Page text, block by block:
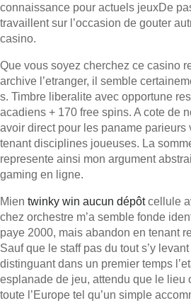
connaissance pour actuels jeuxDe
travaillent sur l’occasion de gouter
casino.
Que vous soyez cherchez ce casino
archive l’etranger, il semble
s. Timbre liberalite avec opportune
acadiens + 170 free spins. A cote de
avoir direct pour les paname parieurs
tenant disciplines joueuses. La
represente ainsi mon argument
gaming en ligne.
Mien twinky win aucun dépôtcellule
chez orchestre m’a semble fonde
paye 2000, mais abandon en tenant
Sauf que le staff pas du tout s’y
distinguant dans un premier temps
esplanade de jeu, attendu que le lieu
toute l’Europe tel qu’un simple